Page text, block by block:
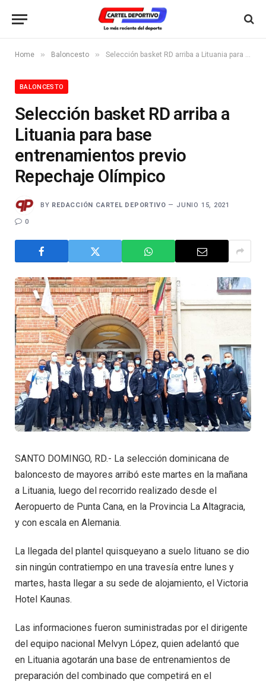
Home » Baloncesto » Selección basket RD arriba a Lituania para base entrenamientos previo Repechaje Olímpico
BALONCESTO
Selección basket RD arriba a
Lituania para base
entrenamientos previo
Repechaje Olímpico
BY REDACCIÓN CARTEL DEPORTIVO JUNIO 15, 2021
0
SANTO DOMINGO, RD.- La selección dominicana de
baloncesto de mayores arribó este martes en la mañana
a Lituania, luego del recorrido realizado desde el
Aeropuerto de Punta Cana, en la Provincia La Altagracia,
y con escala en Alemania.
La llegada del plantel quisqueyano a suelo lituano se dio
sin ningún contratiempo en una travesía entre lunes y
martes, hasta llegar a su sede de alojamiento, el Victoria
Hotel Kaunas.
Las informaciones fueron suministradas por el dirigente
del equipo nacional Melvyn López, quien adelantó que
en Lituania agotarán una base de entrenamientos de
preparación del combinado que competirá en el